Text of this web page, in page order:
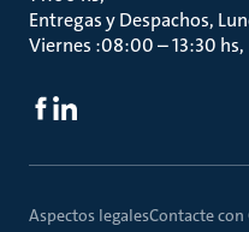
Entregas y Despachos,
Viernes :08:00 – 13:30 hs
Aspectos legalesContacte